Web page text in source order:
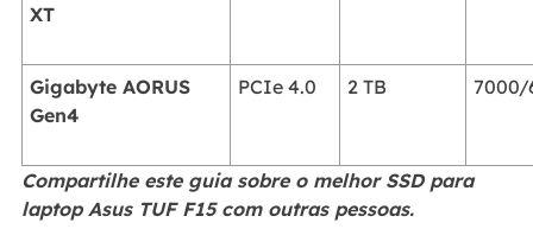
XT
Gigabyte AORUS
Gen4
PCIe 4.0 2 TB 7000/
Compartilhe este guia sobre o melhor SSD para
laptop Asus TUF F15 com outras pessoas.